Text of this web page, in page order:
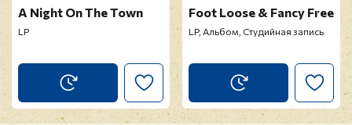
A Night On The Town
LP
Foot Loose & Fancy Free
LP, Альбом, Студийная запись